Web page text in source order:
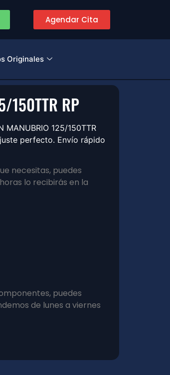
Agendar Cita
Originales
150TTR RP
MANUBRIO 125/150TTR
perfecto. Envío rápido
necesitas, puedes
lo recibirás en la
puedes
de lunes a viernes